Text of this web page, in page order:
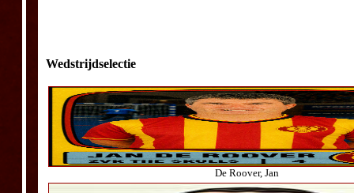
Wedstrijdselectie
De Roover, Jan